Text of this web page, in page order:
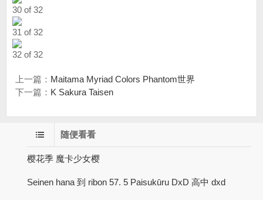
30 of 32
31 of 32
32 of 32
上一篇： Maitama Myriad Colors Phantom世界
下一篇： K Sakura Taisen
随便看看
樱花季 魔卡少女樱
Seinen hana 到 ribon 57. 5 Paisukūru DxD 高中 dxd